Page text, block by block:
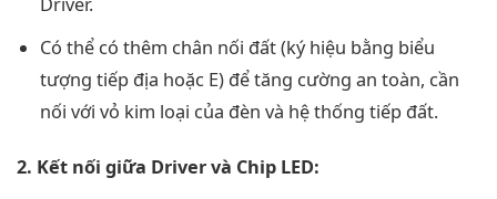
Có thể có thêm chân nối đất (ký hiệu bằng biểu
tượng tiếp địa hoặc E) để tăng cường an toàn, cần
nối với vỏ kim loại của đèn và hệ thống tiếp đất.
2. Kết nối giữa Driver và Chip LED: